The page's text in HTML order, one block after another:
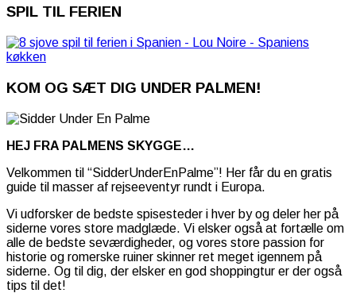
SPIL TIL FERIEN
KOM OG SÆT DIG UNDER PALMEN!
HEJ FRA PALMENS SKYGGE…
Velkommen til “SidderUnderEnPalme”! Her får du en gratis
guide til masser af rejseeventyr rundt i Europa.
Vi udforsker de bedste spisesteder i hver by og deler her på
siderne vores store madglæde. Vi elsker også at fortælle om
alle de bedste seværdigheder, og vores store passion for
historie og romerske ruiner skinner ret meget igennem på
siderne. Og til dig, der elsker en god shoppingtur er der også
tips til det!